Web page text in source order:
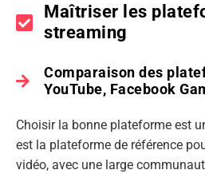
Maîtriser les
streaming
Comparaison des
YouTube, Facebook
Choisir la bonne plateforme est
est la plateforme de référence
vidéo, avec une large